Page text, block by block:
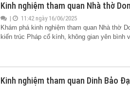
Kinh nghiệm tham quan Nhà thờ
|
11:42 ngày 16/06/2025
Khám phá kinh nghiệm tham quan Nhà thờ
kiến trúc Pháp cổ kính, không gian yên bình
Kinh nghiệm tham quan Dinh Bảo